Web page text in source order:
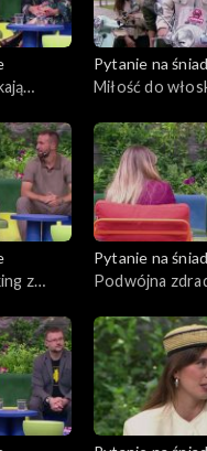
Pytanie na
Miłość do
z
Pytanie na
Podwójna